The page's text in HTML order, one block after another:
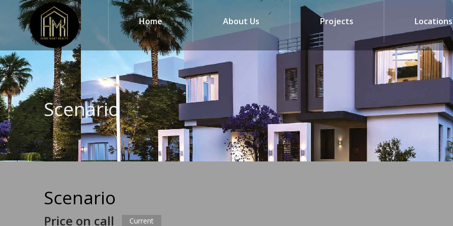
Home About Us Projects Locations
Scenario
Scenario
Price on call
Current